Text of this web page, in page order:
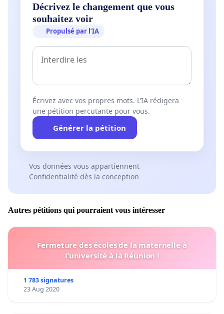
Décrivez le changement que vous
souhaitez voir
Propulsé par l’IA
Écrivez avec vos propres mots. L’IA rédigera
une pétition percutante pour vous.
Générer la pétition
Vos données vous appartiennent
Confidentialité dès la conception
Autres pétitions qui pourraient vous intéresser
Fermeture des écoles de la maternelle à
l’université à là Réunion !
1 783 signatures
23 Aug 2020